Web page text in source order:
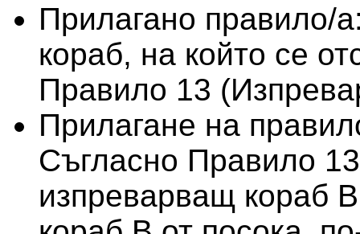
Прилагано правило/
кораб, на който се
Правило 13
Прилагане на
Съгласно Правило
изпреварващ кораб